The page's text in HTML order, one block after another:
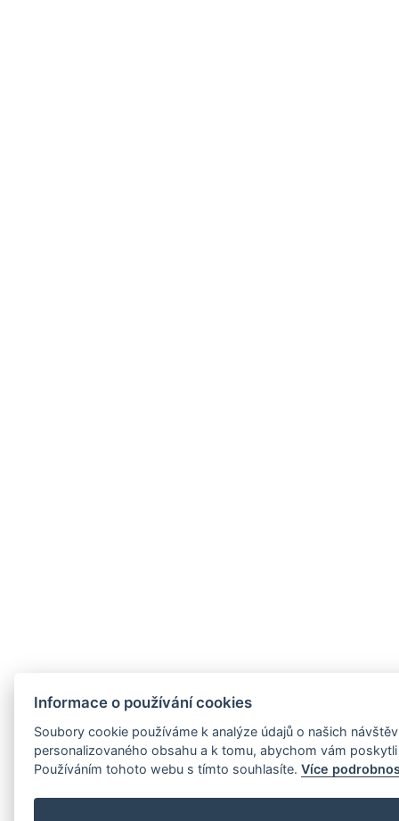
Informace o používání cookies
Soubory cookie používáme k analýze údajů o našich
personalizovaného obsahu a k tomu, abychom vám
Používáním tohoto webu s tímto souhlasíte.Více